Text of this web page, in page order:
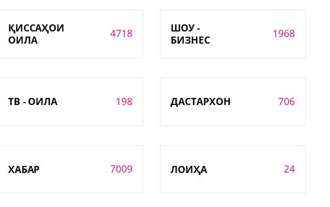
ҚИССАҲОИ
ОИЛА
4718
ШОУ -
БИЗНЕС
1968
ТВ - ОИЛА 198 ДАСТАРХОН 706
ХАБАР 7009 ЛОИҲА 24